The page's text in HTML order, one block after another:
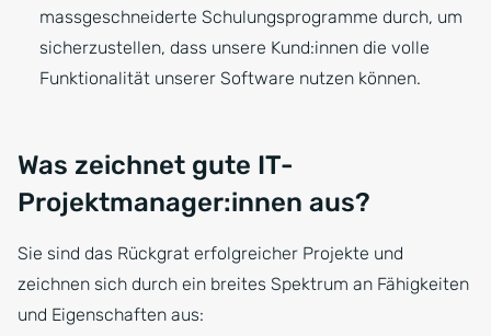
massgeschneiderte Schulungsprogramme durch, um
sicherzustellen, dass unsere Kund:innen die volle
Funktionalität unserer Software nutzen können.
Was zeichnet gute IT-
Projektmanager:innen aus?
Sie sind das Rückgrat erfolgreicher Projekte und
zeichnen sich durch ein breites Spektrum an Fähigkeiten
und Eigenschaften aus: